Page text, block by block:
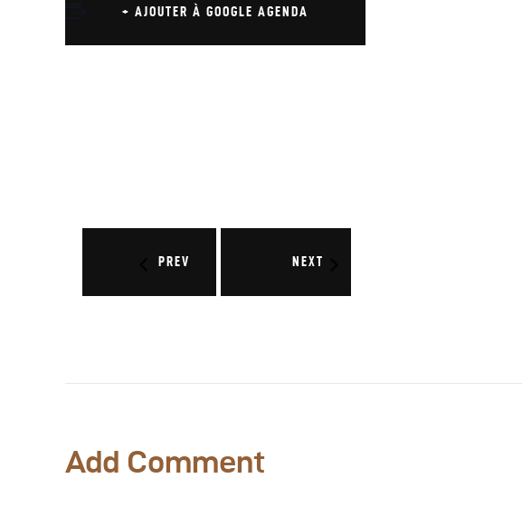
+ AJOUTER À GOOGLE AGENDA
PREV NEXT
Add Comment